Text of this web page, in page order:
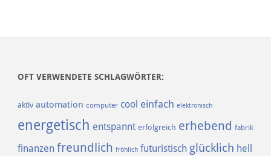
OFT VERWENDETE SCHLAGWÖRTER:
aktiv automation computer cool einfach elektronisch
energetisch entspannt erfolgreich erhebend fabrik
finanzen freundlich fröhlich futuristisch glücklich hell